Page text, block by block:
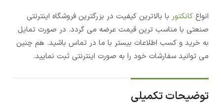
انواع کانکتور با بالاترین کیفیت در بزرگترین فروشگاه اینترنتی
صنعتی با مناسب ترین قیمت عرضه می گردد. در صورت تمایل
به خرید و کسب اطلاعات بیستر با ما در تماس باشید. هم چنین
می توانید سفارشات خود را به صورت اینترنتی ثبت نمایید.
توضیحات تکمیلی